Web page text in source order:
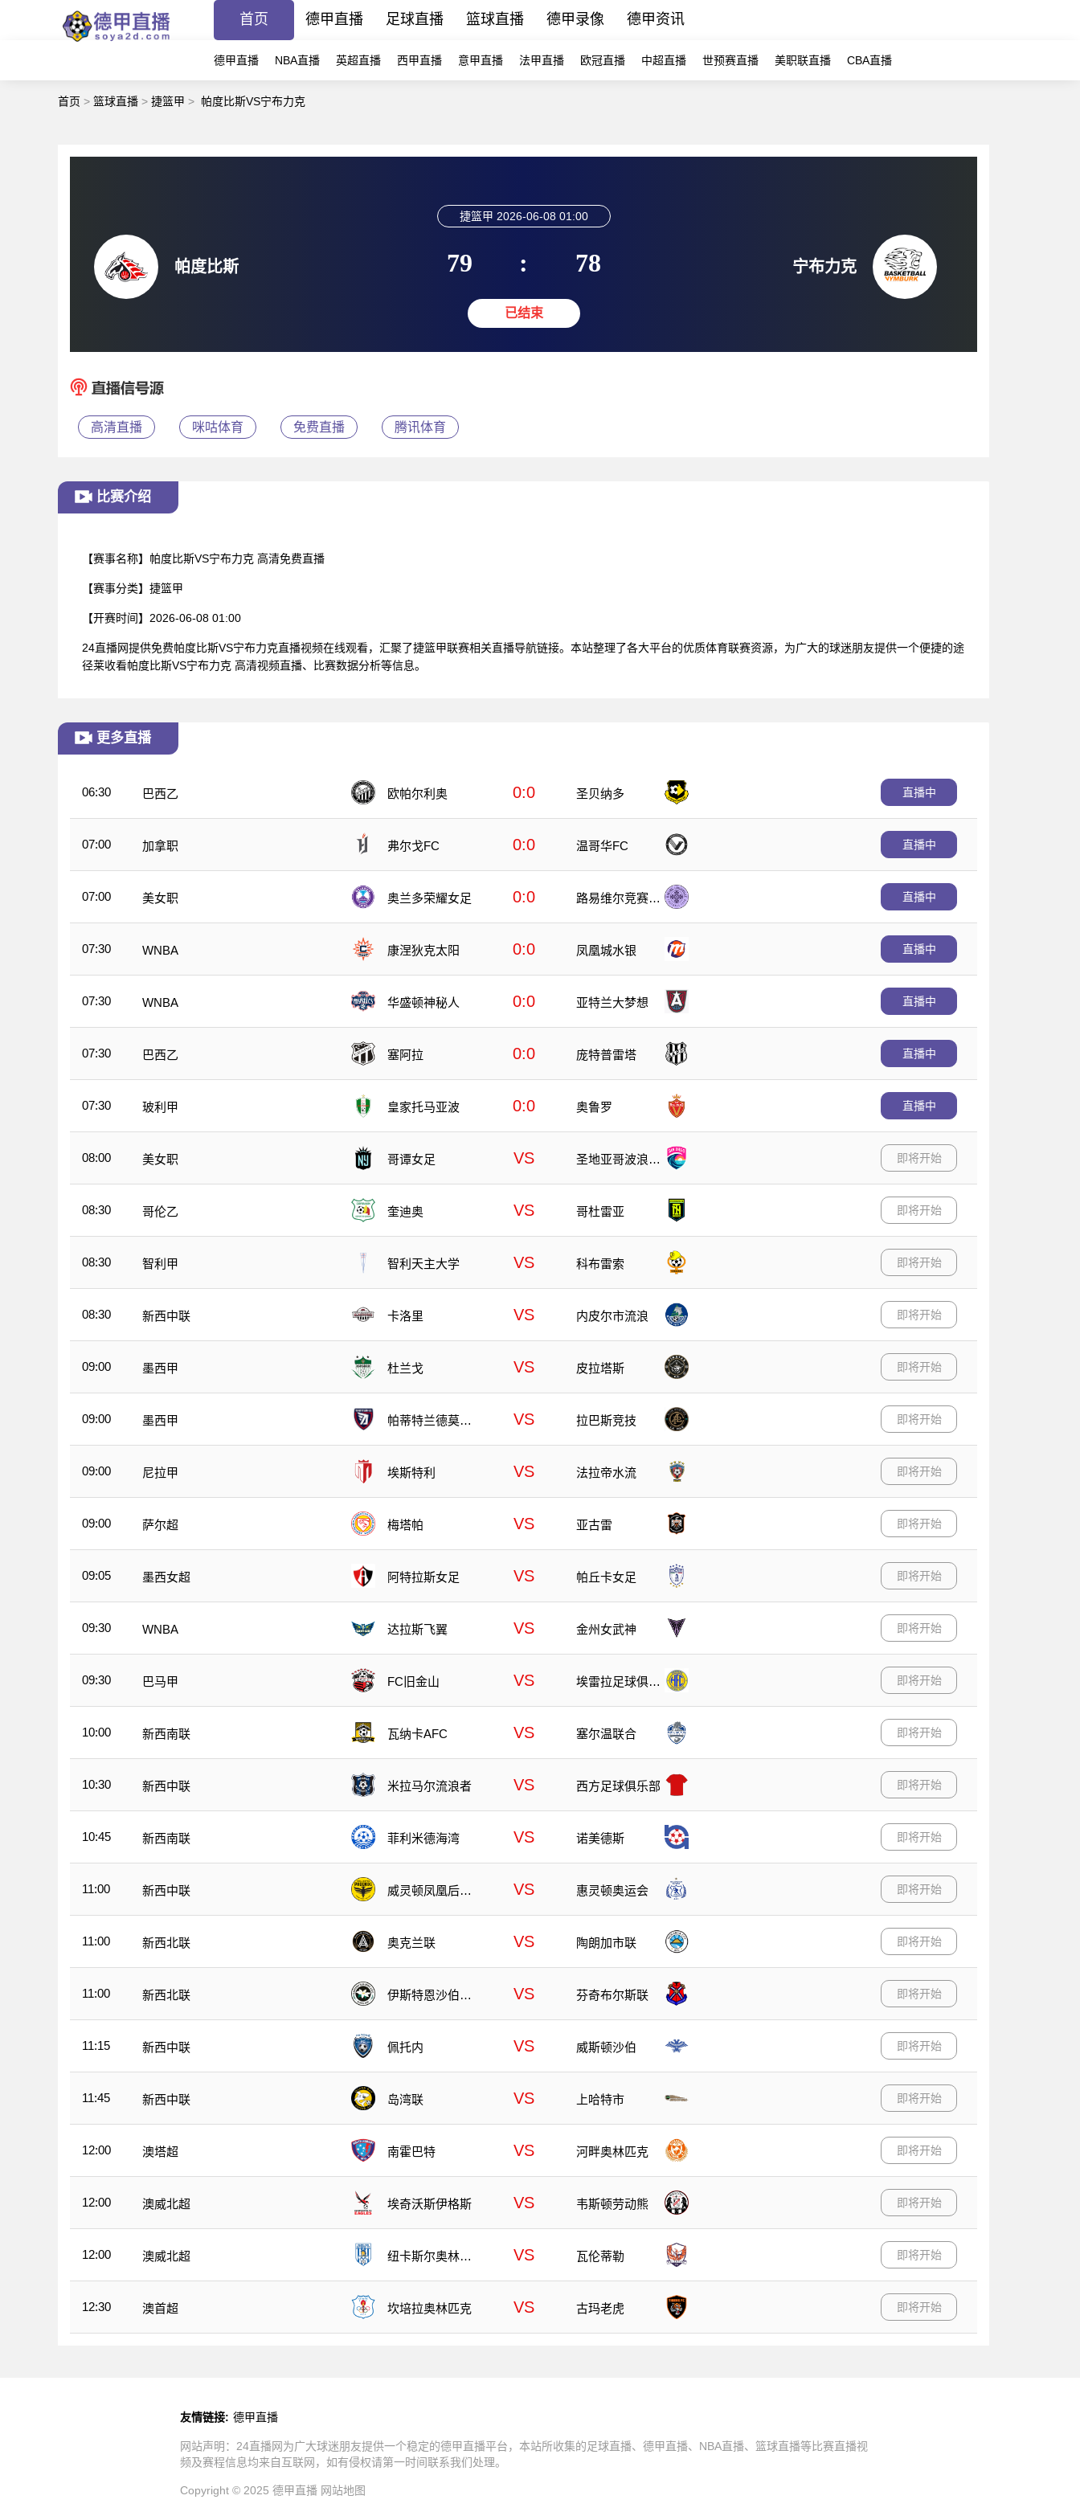
首页 德甲直播 足球直播 篮球直播 德甲录像 德甲资讯
德甲直播 NBA直播 英超直播 西甲直播 意甲直播 法甲直播 欧冠直播 中超直播 世预赛直播 美职联直播 CBA直播
首页 > 篮球直播 > 捷篮甲 > 帕度比斯VS宁布力克
帕度比斯
捷篮甲 2026-06-08 01:00
79 : 78
已结束
宁布力克
高清直播 咪咕体育 免费直播 腾讯体育
比赛介绍
【赛事名称】 帕度比斯VS宁布力克 高清免费直播
【赛事分类】 捷篮甲
【开赛时间】 2026-06-08 01:00
24直播网提供免费帕度比斯VS宁布力克直播视频在线观看，汇聚了捷篮甲联赛相关直播导航链接。本站整理了各大平台的优质体育联赛资源，为广大的球迷朋友提供一个便捷的途
径莱收看帕度比斯VS宁布力克 高清视频直播、比赛数据分析等信息。
更多直播
06:30 巴西乙 欧帕尔利奥 0:0 圣贝纳多 直播中
07:00 加拿职 弗尔戈FC 0:0 温哥华FC 直播中
07:00 美女职 奥兰多荣耀女足 0:0
路易维尔竞赛女
直播中
07:30 WNBA 康涅狄克太阳 0:0 凤凰城水银 直播中
07:30 WNBA 华盛顿神秘人 0:0 亚特兰大梦想 直播中
07:30 巴西乙 塞阿拉 0:0 庞特普雷塔 直播中
07:30 玻利甲 皇家托马亚波 0:0 奥鲁罗 直播中
08:00 美女职 哥谭女足 VS
圣地亚哥波浪女
即将开始
08:30 哥伦乙 奎迪奥 VS 哥杜雷亚 即将开始
08:30 智利甲 智利天主大学 VS 科布雷索 即将开始
08:30 新西中联 卡洛里 VS 内皮尔市流浪 即将开始
09:00 墨西甲 杜兰戈 VS 皮拉塔斯 即将开始
09:00 墨西甲
帕蒂特兰德莫雷
VS 拉巴斯竞技 即将开始
09:00 尼拉甲 埃斯特利 VS 法拉帝水流 即将开始
09:00 萨尔超 梅塔帕 VS 亚古雷 即将开始
09:05 墨西女超 阿特拉斯女足 VS 帕丘卡女足 即将开始
09:30 WNBA 达拉斯飞翼 VS 金州女武神 即将开始
09:30 巴马甲 FC旧金山 VS
埃雷拉足球俱乐
即将开始
10:00 新西南联 瓦纳卡AFC VS 塞尔温联合 即将开始
10:30 新西中联 米拉马尔流浪者 VS 西方足球俱乐部 即将开始
10:45 新西南联 菲利米德海湾 VS 诺美德斯 即将开始
11:00 新西中联
威灵顿凤凰后备
VS 惠灵顿奥运会 即将开始
11:00 新西北联 奥克兰联 VS 陶朗加市联 即将开始
11:00 新西北联
伊斯特恩沙伯奥
VS 芬奇布尔斯联 即将开始
11:15 新西中联 佩托内 VS 威斯顿沙伯 即将开始
11:45 新西中联 岛湾联 VS 上哈特市 即将开始
12:00 澳塔超 南霍巴特 VS 河畔奥林匹克 即将开始
12:00 澳威北超 埃奇沃斯伊格斯 VS 韦斯顿劳动熊 即将开始
12:00 澳威北超
纽卡斯尔奥林匹
VS 瓦伦蒂勒 即将开始
12:30 澳首超 坎培拉奥林匹克 VS 古玛老虎 即将开始
友情链接: 德甲直播
网站声明：24直播网为广大球迷朋友提供一个稳定的德甲直播平台，本站所收集的足球直播、德甲直播、NBA直播、篮球直播等比赛直播视
频及赛程信息均来自互联网，如有侵权请第一时间联系我们处理。
Copyright © 2025 德甲直播 网站地图